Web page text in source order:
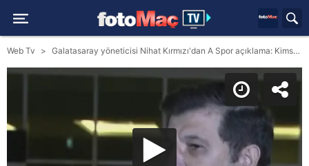
Web Tv Galatasaray yöneticisi Nihat Kırmızı'dan A Spor açıklama: Kimse oyun oynamaya kalkmasın!